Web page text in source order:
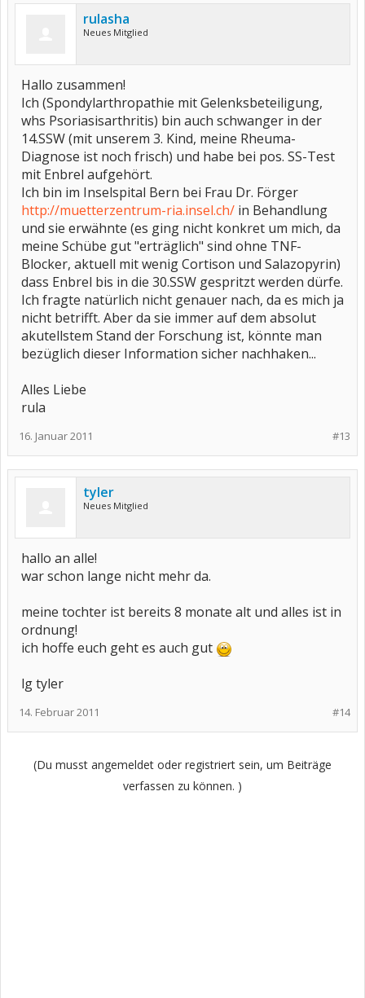
rulasha
Neues Mitglied
Hallo zusammen!
Ich (Spondylarthropathie mit Gelenksbeteiligung,
whs Psoriasisarthritis) bin auch schwanger in der
14.SSW (mit unserem 3. Kind, meine Rheuma-
Diagnose ist noch frisch) und habe bei pos. SS-Test
mit Enbrel aufgehört.
Ich bin im Inselspital Bern bei Frau Dr. Förger
http://muetterzentrum-ria.insel.ch/ in Behandlung
und sie erwähnte (es ging nicht konkret um mich, da
meine Schübe gut "erträglich" sind ohne TNF-
Blocker, aktuell mit wenig Cortison und Salazopyrin)
dass Enbrel bis in die 30.SSW gespritzt werden dürfe.
Ich fragte natürlich nicht genauer nach, da es mich ja
nicht betrifft. Aber da sie immer auf dem absolut
akutellstem Stand der Forschung ist, könnte man
bezüglich dieser Information sicher nachhaken...
Alles Liebe
rula
#13
16. Januar 2011
tyler
Neues Mitglied
hallo an alle!
war schon lange nicht mehr da.
meine tochter ist bereits 8 monate alt und alles ist in
ordnung!
ich hoffe euch geht es auch gut
lg tyler
#14
14. Februar 2011
(Du musst angemeldet oder registriert sein, um Beiträge
verfassen zu können. )